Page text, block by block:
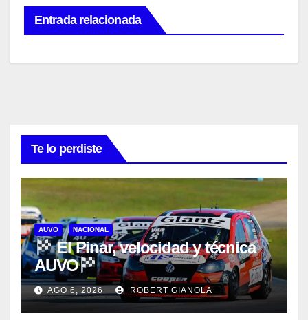
Entrada relacionada
Te lo perdiste
AUVO NACIONAL
El Pinar, velocidad y técnica
AUVO
AGO 6, 2026 ROBERT GIANOLA